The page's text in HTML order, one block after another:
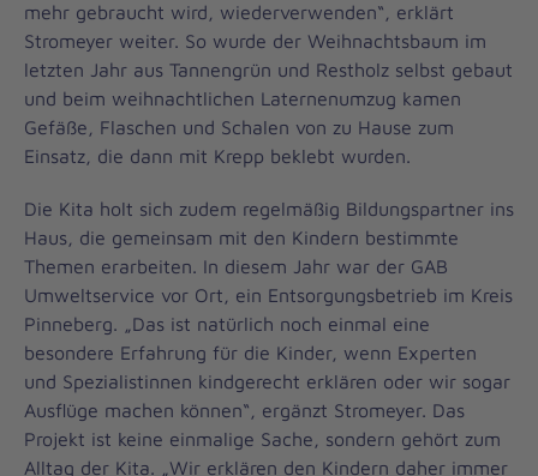
mehr gebraucht wird, wiederverwenden“, erklärt
Stromeyer weiter. So wurde der Weihnachtsbaum im
letzten Jahr aus Tannengrün und Restholz selbst gebaut
und beim weihnachtlichen Laternenumzug kamen
Gefäße, Flaschen und Schalen von zu Hause zum
Einsatz, die dann mit Krepp beklebt wurden.
Die Kita holt sich zudem regelmäßig Bildungspartner ins
Haus, die gemeinsam mit den Kindern bestimmte
Themen erarbeiten. In diesem Jahr war der GAB
Umweltservice vor Ort, ein Entsorgungsbetrieb im Kreis
Pinneberg. „Das ist natürlich noch einmal eine
besondere Erfahrung für die Kinder, wenn Experten
und Spezialistinnen kindgerecht erklären oder wir sogar
Ausflüge machen können“, ergänzt Stromeyer. Das
Projekt ist keine einmalige Sache, sondern gehört zum
Alltag der Kita. „Wir erklären den Kindern daher immer